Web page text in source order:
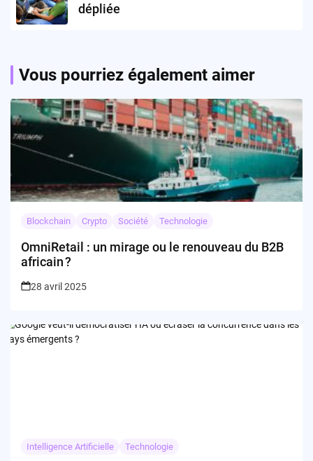
dépliée
Vous pourriez également aimer
Blockchain Crypto Société Technologie
OmniRetail : un mirage ou le renouveau du B2B
africain ?
28 avril 2025
Intelligence Artificielle Technologie